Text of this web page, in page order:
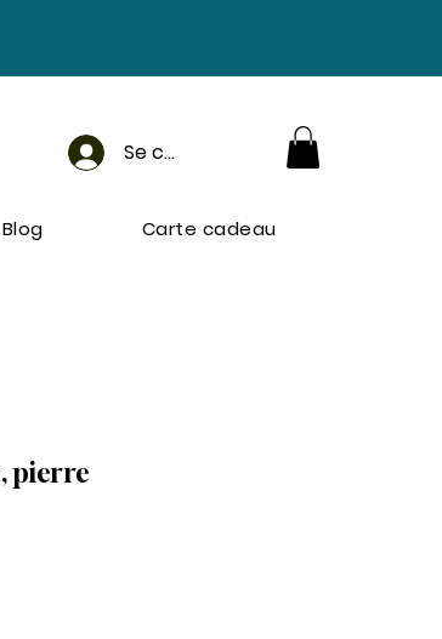
Se connecter
Blog Carte cadeau
pierre